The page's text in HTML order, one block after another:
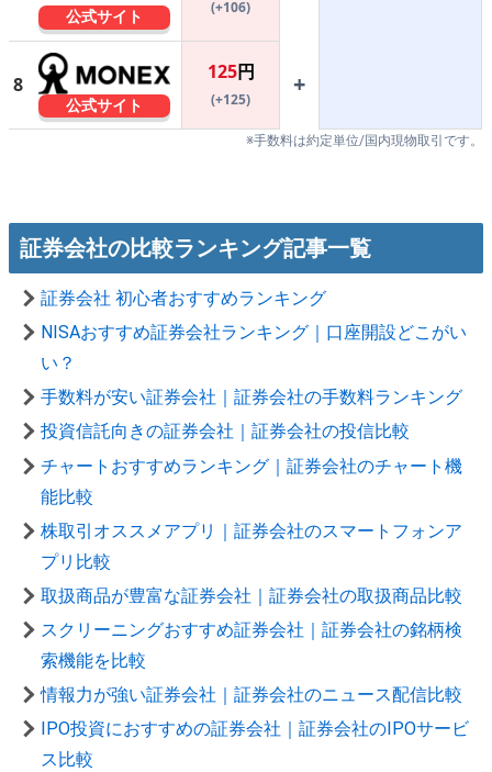
公式サイト (+106)
8
公式サイト
125円
(+125)
+
※手数料は約定単位/国内現物取引です。
証券会社の比較ランキング記事一覧
証券会社 初心者おすすめランキング
NISAおすすめ証券会社ランキング｜口座開設どこがい
い？
手数料が安い証券会社｜証券会社の手数料ランキング
投資信託向きの証券会社｜証券会社の投信比較
チャートおすすめランキング｜証券会社のチャート機
能比較
株取引オススメアプリ｜証券会社のスマートフォンア
プリ比較
取扱商品が豊富な証券会社｜証券会社の取扱商品比較
スクリーニングおすすめ証券会社｜証券会社の銘柄検
索機能を比較
情報力が強い証券会社｜証券会社のニュース配信比較
IPO投資におすすめの証券会社｜証券会社のIPOサービ
ス比較